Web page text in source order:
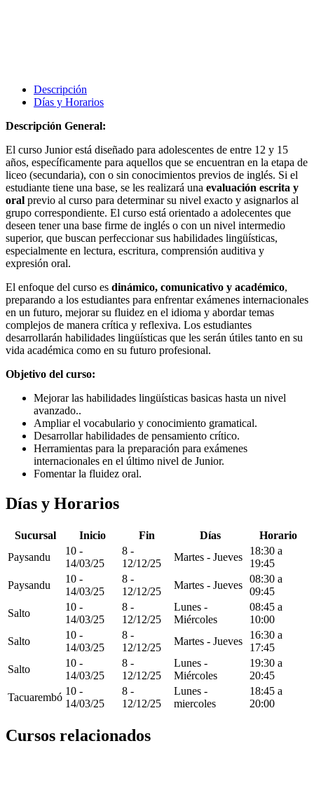
Descripción
Días y Horarios
Descripción General:
El curso Junior está diseñado para adolescentes de entre 12 y 15
años, específicamente para aquellos que se encuentran en la etapa de
liceo (secundaria), con o sin conocimientos previos de inglés. Si el
estudiante tiene una base, se les realizará una evaluación escrita y
oral previo al curso para determinar su nivel exacto y asignarlos al
grupo correspondiente. El curso está orientado a adolecentes que
deseen tener una base firme de inglés o con un nivel intermedio
superior, que buscan perfeccionar sus habilidades lingüísticas,
especialmente en lectura, escritura, comprensión auditiva y
expresión oral.
El enfoque del curso es dinámico, comunicativo y académico,
preparando a los estudiantes para enfrentar exámenes internacionales
en un futuro, mejorar su fluidez en el idioma y abordar temas
complejos de manera crítica y reflexiva. Los estudiantes
desarrollarán habilidades lingüísticas que les serán útiles tanto en su
vida académica como en su futuro profesional.
Objetivo del curso:
Mejorar las habilidades lingüísticas basicas hasta un nivel
avanzado..
Ampliar el vocabulario y conocimiento gramatical.
Desarrollar habilidades de pensamiento crítico.
Herramientas para la preparación para exámenes
internacionales en el último nivel de Junior.
Fomentar la fluidez oral.
Días y Horarios
Sucursal Inicio Fin Días
Horario
Paysandu
10 -
14/03/25
8 -
12/12/25
Martes - Jueves
18:30 a
19:45
Paysandu
10 -
14/03/25
8 -
12/12/25
Martes - Jueves
08:30 a
09:45
Salto
10 -
14/03/25
8 -
12/12/25
Lunes -
Miércoles
08:45 a
10:00
Salto
10 -
14/03/25
8 -
12/12/25
Martes - Jueves
16:30 a
17:45
Salto
10 -
14/03/25
8 -
12/12/25
Lunes -
Miércoles
19:30 a
20:45
Tacuarembó
10 -
14/03/25
8 -
12/12/25
Lunes -
miercoles
18:45 a
20:00
Cursos relacionados